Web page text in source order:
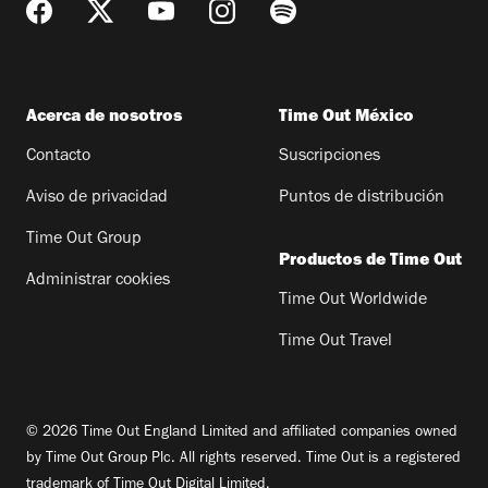
Acerca de nosotros
Contacto
Aviso de privacidad
Time Out Group
Administrar cookies
Time Out México
Suscripciones
Puntos de distribución
Productos de Time Out
Time Out Worldwide
Time Out Travel
© 2026 Time Out England Limited and affiliated companies owned
by Time Out Group Plc. All rights reserved. Time Out is a registered